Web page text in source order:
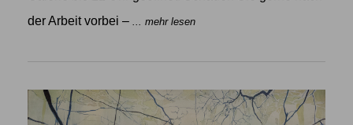
der Arbeit vorbei – ... mehr lesen